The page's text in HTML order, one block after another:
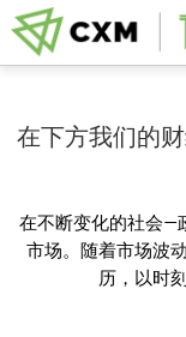
在下方我们的
在不断变化的社会—
市场。随着市场波
历，以时